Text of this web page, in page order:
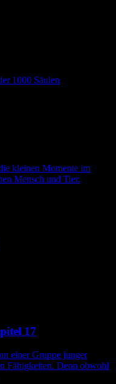
1000 Säulen
kleinen Momente im
Mensch und Tier.
17
einer Gruppe junger
Fähigkeiten. Denn obwohl